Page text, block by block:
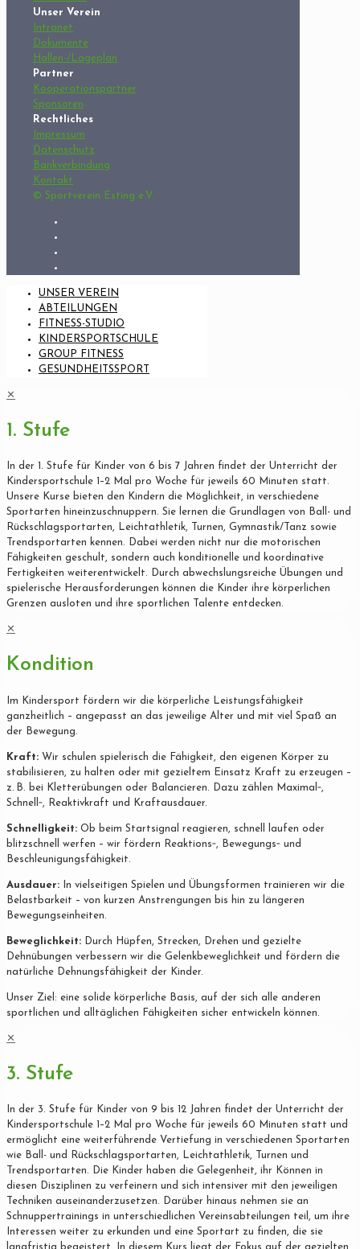
Unser Verein
Intranet
Dokumente
Hallen-/Lageplan
Partner
Kooperationspartner
Sponsoren
Rechtliches
Impressum
Datenschutz
Bankverbindung
Kontakt
© Sportverein Esting e.V.
UNSER VEREIN
ABTEILUNGEN
FITNESS-STUDIO
KINDERSPORTSCHULE
GROUP FITNESS
GESUNDHEITSSPORT
✕
1. Stufe
In der 1. Stufe für Kinder von 6 bis 7 Jahren findet der Unterricht der
Kindersportschule 1–2 Mal pro Woche für jeweils 60 Minuten statt.
Unsere Kurse bieten den Kindern die Möglichkeit, in verschiedene
Sportarten hineinzuschnuppern. Sie lernen die Grundlagen von Ball- und
Rückschlagsportarten, Leichtathletik, Turnen, Gymnastik/Tanz sowie
Trendsportarten kennen. Dabei werden nicht nur die motorischen
Fähigkeiten geschult, sondern auch konditionelle und koordinative
Fertigkeiten weiterentwickelt. Durch abwechslungsreiche Übungen und
spielerische Herausforderungen können die Kinder ihre körperlichen
Grenzen ausloten und ihre sportlichen Talente entdecken.
✕
Kondition
Im Kindersport fördern wir die körperliche Leistungsfähigkeit
ganzheitlich – angepasst an das jeweilige Alter und mit viel Spaß an
der Bewegung.
Kraft: Wir schulen spielerisch die Fähigkeit, den eigenen Körper zu
stabilisieren, zu halten oder mit gezieltem Einsatz Kraft zu erzeugen –
z. B. bei Kletterübungen oder Balancieren. Dazu zählen Maximal‐,
Schnell‐, Reaktivkraft und Kraftausdauer.
Schnelligkeit: Ob beim Startsignal reagieren, schnell laufen oder
blitzschnell werfen – wir fördern Reaktions‐, Bewegungs‐ und
Beschleunigungsfähigkeit.
Ausdauer: In vielseitigen Spielen und Übungsformen trainieren wir die
Belastbarkeit – von kurzen Anstrengungen bis hin zu längeren
Bewegungseinheiten.
Beweglichkeit: Durch Hüpfen, Strecken, Drehen und gezielte
Dehnübungen verbessern wir die Gelenkbeweglichkeit und fördern die
natürliche Dehnungsfähigkeit der Kinder.
Unser Ziel: eine solide körperliche Basis, auf der sich alle anderen
sportlichen und alltäglichen Fähigkeiten sicher entwickeln können.
✕
3. Stufe
In der 3. Stufe für Kinder von 9 bis 12 Jahren findet der Unterricht der
Kindersportschule 1–2 Mal pro Woche für jeweils 60 Minuten statt und
ermöglicht eine weiterführende Vertiefung in verschiedenen Sportarten
wie Ball- und Rückschlagsportarten, Leichtathletik, Turnen und
Trendsportarten. Die Kinder haben die Gelegenheit, ihr Können in
diesen Disziplinen zu verfeinern und sich intensiver mit den jeweiligen
Techniken auseinanderzusetzen. Darüber hinaus nehmen sie an
Schnuppertrainings in unterschiedlichen Vereinsabteilungen teil, um ihre
Interessen weiter zu erkunden und eine Sportart zu finden, die sie